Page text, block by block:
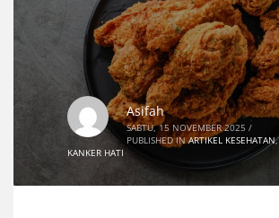
Asifah
SABTU, 15 NOVEMBER 2025 /
PUBLISHED IN ARTIKEL KESEHATAN,
KANKER HATI